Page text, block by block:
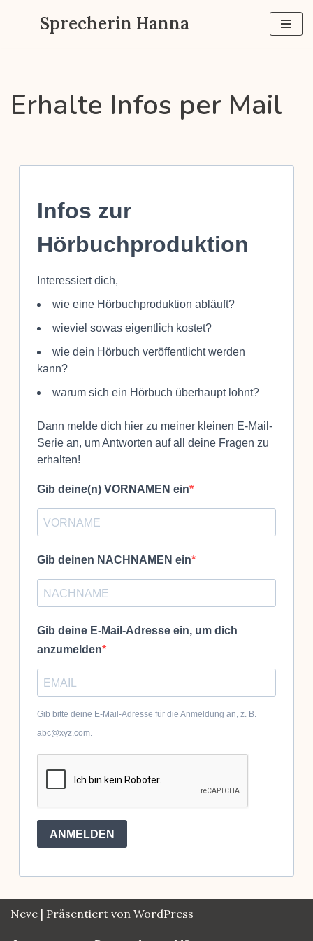
Sprecherin Hanna
Erhalte Infos per Mail
Infos zur
Hörbuchproduktion
Interessiert dich,
wie eine Hörbuchproduktion abläuft?
wieviel sowas eigentlich kostet?
wie dein Hörbuch veröffentlicht werden
kann?
warum sich ein Hörbuch überhaupt lohnt?
Dann melde dich hier zu meiner kleinen E-Mail-
Serie an, um Antworten auf all deine Fragen zu
erhalten!
Gib deine(n) VORNAMEN ein
Gib deinen NACHNAMEN ein
Gib deine E-Mail-Adresse ein, um dich
anzumelden
Gib bitte deine E-Mail-Adresse für die Anmeldung an, z. B.
abc@xyz.com.
ANMELDEN
Neve | Präsentiert von WordPress